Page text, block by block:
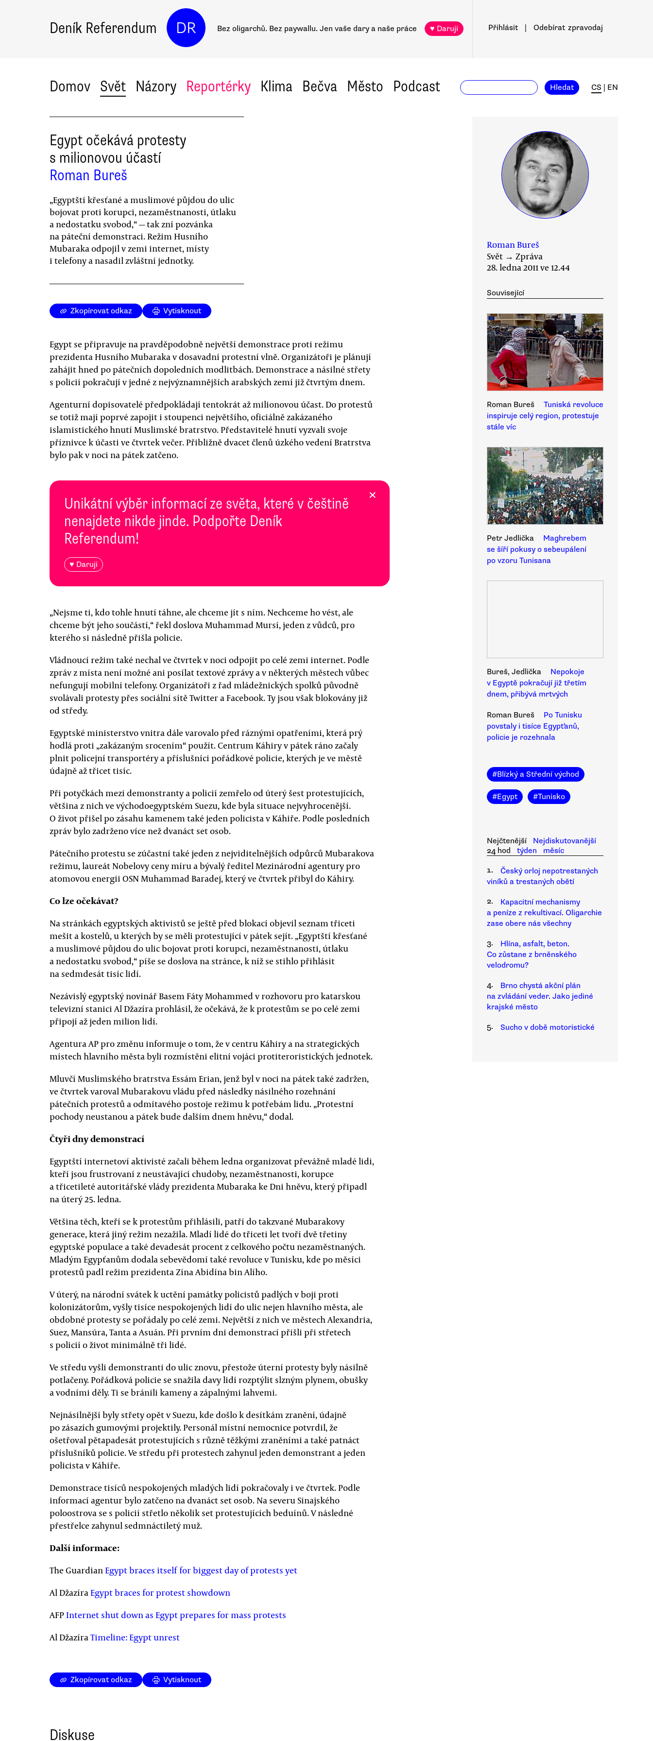
Deník Referendum DR Bez oligarchů. Bez paywallu. Jen vaše dary a naše práce ♥ Daruji Přihlásit Odebírat zpravodaj
Domov Svět Názory Reportérky Klima Bečva Město Podcast Hledat CS EN
Egypt očekává protesty
s milionovou účastí
Roman Bureš
„Egyptští křesťané a muslimové půjdou do ulic
bojovat proti korupci, nezaměstnanosti, útlaku
a nedostatku svobod,“ — tak zní pozvánka
na páteční demonstraci. Režim Husního
Mubaraka odpojil v zemi internet, místy
i telefony a nasadil zvláštní jednotky.
Zkopírovat odkaz Vytisknout
Egypt se připravuje na pravděpodobně největší demonstrace proti režimu
prezidenta Husního Mubaraka v dosavadní protestní vlně. Organizátoři je plánují
zahájit hned po pátečních dopoledních modlitbách. Demonstrace a násilné střety
s policií pokračují v jedné z nejvýznamnějších arabských zemí již čtvrtým dnem.
Agenturní dopisovatelé předpokládají tentokrát až milionovou účast. Do protestů
se totiž mají poprvé zapojit i stoupenci největšího, oficiálně zakázaného
islamistického hnutí Muslimské bratrstvo. Představitelé hnutí vyzvali svoje
příznivce k účasti ve čtvrtek večer. Přibližně dvacet členů úzkého vedení Bratrstva
bylo pak v noci na pátek zatčeno.
Unikátní výběr informací ze světa, které v češtině
nenajdete nikde jinde. Podpořte Deník
Referendum!
♥ Daruji
×
„Nejsme ti, kdo tohle hnutí táhne, ale chceme jít s ním. Nechceme ho vést, ale
chceme být jeho součástí,“ řekl doslova Muhammad Mursí, jeden z vůdců, pro
kterého si následně přišla policie.
Vládnoucí režim také nechal ve čtvrtek v noci odpojit po celé zemi internet. Podle
zpráv z místa není možné ani posílat textové zprávy a v některých městech vůbec
nefungují mobilní telefony. Organizátoři z řad mládežnických spolků původně
svolávali protesty přes sociální sítě Twitter a Facebook. Ty jsou však blokovány již
od středy.
Egyptské ministerstvo vnitra dále varovalo před ráznými opatřeními, která prý
hodlá proti „zakázaným srocením“ použít. Centrum Káhiry v pátek ráno začaly
plnit policejní transportéry a příslušníci pořádkové policie, kterých je ve městě
údajně až třicet tisíc.
Při potyčkách mezi demonstranty a policií zemřelo od úterý šest protestujících,
většina z nich ve východoegyptském Suezu, kde byla situace nejvyhrocenější.
O život přišel po zásahu kamenem také jeden policista v Káhiře. Podle posledních
zpráv bylo zadrženo více než dvanáct set osob.
Pátečního protestu se zúčastní také jeden z nejviditelnějších odpůrců Mubarakova
režimu, laureát Nobelovy ceny míru a bývalý ředitel Mezinárodní agentury pro
atomovou energii OSN Muhammad Baradej, který ve čtvrtek přibyl do Káhiry.
Co lze očekávat?
Na stránkách egyptských aktivistů se ještě před blokací objevil seznam třiceti
mešit a kostelů, u kterých by se měli protestující v pátek sejít. „Egyptští křesťané
a muslimové půjdou do ulic bojovat proti korupci, nezaměstnanosti, útlaku
a nedostatku svobod,“ píše se doslova na stránce, k níž se stihlo přihlásit
na sedmdesát tisíc lidí.
Nezávislý egyptský novinář Basem Fáty Mohammed v rozhovoru pro katarskou
televizní stanici Al Džazíra prohlásil, že očekává, že k protestům se po celé zemi
připojí až jeden milion lidí.
Agentura AP pro změnu informuje o tom, že v centru Káhiry a na strategických
místech hlavního města byli rozmístěni elitní vojáci protiteroristických jednotek.
Mluvčí Muslimského bratrstva Essám Erian, jenž byl v noci na pátek také zadržen,
ve čtvrtek varoval Mubarakovu vládu před následky násilného rozehnání
pátečních protestů a odmítavého postoje režimu k potřebám lidu. „Protestní
pochody neustanou a pátek bude dalším dnem hněvu,“ dodal.
Čtyři dny demonstrací
Egyptští internetoví aktivisté začali během ledna organizovat převážně mladé lidi,
kteří jsou frustrovaní z neustávající chudoby, nezaměstnanosti, korupce
a třicetileté autoritářské vlády prezidenta Mubaraka ke Dni hněvu, který připadl
na úterý 25. ledna.
Většina těch, kteří se k protestům přihlásili, patří do takzvané Mubarakovy
generace, která jiný režim nezažila. Mladí lidé do třiceti let tvoří dvě třetiny
egyptské populace a také devadesát procent z celkového počtu nezaměstnaných.
Mladým Egypťanům dodala sebevědomí také revoluce v Tunisku, kde po měsíci
protestů padl režim prezidenta Zína Abidína bin Alího.
V úterý, na národní svátek k uctění památky policistů padlých v boji proti
kolonizátorům, vyšly tisíce nespokojených lidí do ulic nejen hlavního města, ale
obdobné protesty se pořádaly po celé zemi. Největší z nich ve městech Alexandria,
Suez, Mansúra, Tanta a Asuán. Při prvním dni demonstrací přišli při střetech
s policií o život minimálně tři lidé.
Ve středu vyšli demonstranti do ulic znovu, přestože úterní protesty byly násilně
potlačeny. Pořádková policie se snažila davy lidí rozptýlit slzným plynem, obušky
a vodními děly. Ti se bránili kameny a zápalnými lahvemi.
Nejnásilnější byly střety opět v Suezu, kde došlo k desítkám zranění, údajně
po zásazích gumovými projektily. Personál místní nemocnice potvrdil, že
ošetřoval pětapadesát protestujících s různě těžkými zraněními a také patnáct
příslušníků policie. Ve středu při protestech zahynul jeden demonstrant a jeden
policista v Káhiře.
Demonstrace tisíců nespokojených mladých lidí pokračovaly i ve čtvrtek. Podle
informací agentur bylo zatčeno na dvanáct set osob. Na severu Sinajského
poloostrova se s policií střetlo několik set protestujících beduínů. V následné
přestřelce zahynul sedmnáctiletý muž.
Další informace:
The GuardianEgypt braces itself for biggest day of protests yet
Al DžazíraEgypt braces for protest showdown
AFPInternet shut down as Egypt prepares for mass protests
Al DžazíraTimeline: Egypt unrest
Roman Bureš
Svět → Zpráva
28. ledna 2011 ve 12.44
Související
Roman Bureš
Tuniská revoluce
inspiruje celý region, protestuje
stále víc
Petr Jedlička
Maghrebem
se šíří pokusy o sebeupálení
po vzoru Tunisana
Bureš, Jedlička
Nepokoje
v Egyptě pokračují již třetím
dnem, přibývá mrtvých
Roman Bureš
Po Tunisku
povstaly i tisíce Egypťanů,
policie je rozehnala
#Blízký a Střední východ
#Egypt #Tunisko
Nejčtenější
Nejdiskutovanější
24 hod
týden
měsíc
1.
Český orloj nepotrestaných
viníků a trestaných obětí
2.
Kapacitní mechanismy
a peníze z rekultivací. Oligarchie
zase obere nás všechny
3.
Hlína, asfalt, beton.
Co zůstane z brněnského
velodromu?
4.
Brno chystá akční plán
na zvládání veder. Jako jediné
krajské město
5.
Sucho v době motoristické
Zkopírovat odkaz Vytisknout
Diskuse